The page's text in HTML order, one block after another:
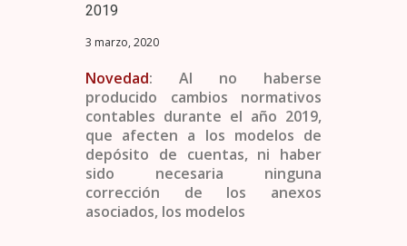
2019
3 marzo, 2020
Novedad: Al no haberse
producido cambios normativos
contables durante el año 2019,
que afecten a los modelos de
depósito de cuentas, ni haber
sido necesaria ninguna
corrección de los anexos
asociados, los modelos